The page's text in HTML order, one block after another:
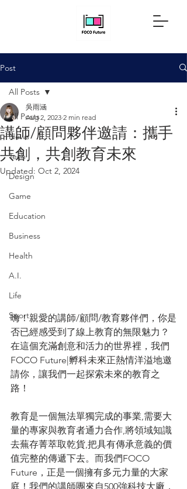
Post
All Posts
News
Tech
Design
Game
Education
Business
Health
A.I.
Life
Sport
All Posts
講師/顧問夥伴邀請：攜手
共創，共創教育未來
吳雨涵
Aug 2, 2023 2 min read
Updated: Oct 2, 2024
嗨！親愛的講師/顧問/教育夥伴們，你是
否已經感受到了線上教育的無限魅力？
在這個充滿創意和活力的世界裡，我們
FOCO Future|孵科未來正熱情洋溢地邀
請你，讓我們一起探索未來的教育之
路！
教育是一個無法單獨完成的事業,需要大
量的專家與教育者通力合作,將領域知識
去蕪存菁萃取乾貨,把具有傳承意義的價
值完整的傳遞下去。而我們FOCO
Future，正是一個擁有多元力量的大家
庭！我們的講師團來自500強科技大廠，